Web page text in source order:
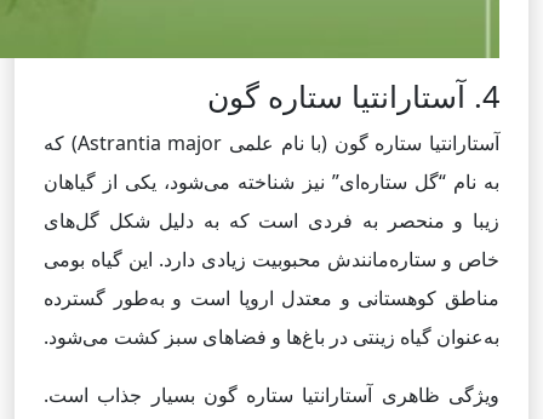
4. آستارانتیا ستاره گون
آستارانتیا ستاره گون (با نام علمی Astrantia major) که
به نام “گل ستاره‌ای” نیز شناخته می‌شود، یکی از گیاهان
زیبا و منحصر به فردی است که به دلیل شکل گل‌های
خاص و ستاره‌مانندش محبوبیت زیادی دارد. این گیاه بومی
مناطق کوهستانی و معتدل اروپا است و به‌طور گسترده
به‌عنوان گیاه زینتی در باغ‌ها و فضاهای سبز کشت می‌شود.
ویژگی ظاهری آستارانتیا ستاره گون بسیار جذاب است.